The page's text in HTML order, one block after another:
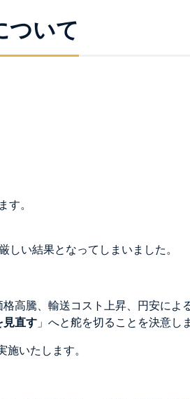
ついて
す。
しい結果となってしまいました。
高騰、輸送コスト上昇、円安によ
見直す 」へと舵を切ることを決意し
いたします。